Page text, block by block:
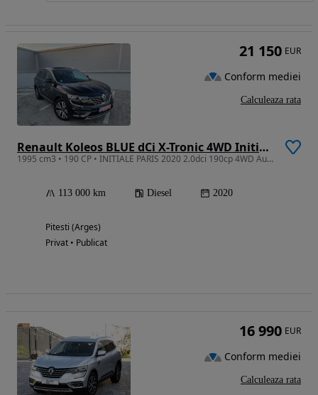
Renault Koleos BLUE dCi X-Tronic 4WD Initiale Paris
1995 cm3 • 190 CP • INITIALE PARIS 2020 2.0dci 190cp 4WD Automată Trapă 113.000km Negru
113 000 km Diesel 2020
Pitesti (Arges)
Privat • Publicat
21 150 EUR
Conform mediei
Calculeaza rata
16 990 EUR
Conform mediei
Calculeaza rata